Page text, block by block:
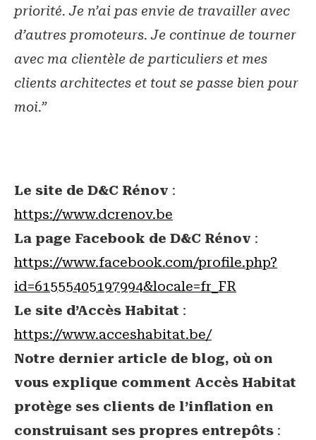
priorité. Je n’ai pas envie de travailler avec
d’autres promoteurs. Je continue de tourner
avec ma clientèle de particuliers et mes
clients architectes et tout se passe bien pour
moi.”
Le site de D&C Rénov :
https://www.dcrenov.be
La page Facebook de D&C Rénov :
https://www.facebook.com/profile.php?
id=61555405197994&locale=fr_FR
Le site d’Accès Habitat :
https://www.acceshabitat.be/
Notre dernier article de blog, où on
vous explique comment Accès Habitat
protège ses clients de l’inflation en
construisant ses propres entrepôts :